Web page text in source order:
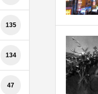
135
134
47